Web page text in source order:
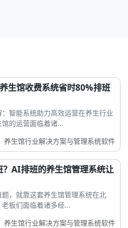
生馆收费系统省时80%排班
智能系统助力高效运营在养生行业
的运营面临着诸...
养生馆行业解决方案与管理系统软件
AI排班的养生馆管理系统让
，就靠这套养生馆管理系统在北
板们面临着诸多经...
养生馆行业解决方案与管理系统软件